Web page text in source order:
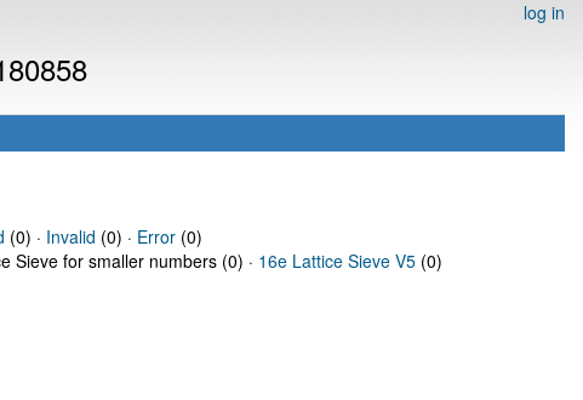
log in
(0) · Invalid (0) · Error(0)
Sieve for smaller numbers (0) · 16e Lattice Sieve V5 (0)